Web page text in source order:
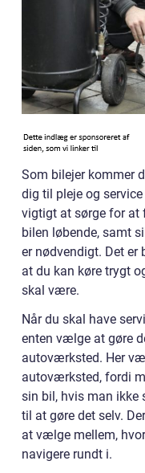
Som bilejer kommer
dig til pleje og
vigtigt at sørge for at
bilen løbende, samt
er nødvendigt. Det er
at du kan køre trygt
skal være.
Når du skal have
enten vælge at gøre
autoværksted. Her
autoværksted, fordi
sin bil, hvis man ikke
til at gøre det selv.
at vælge mellem,
navigere rundt i.